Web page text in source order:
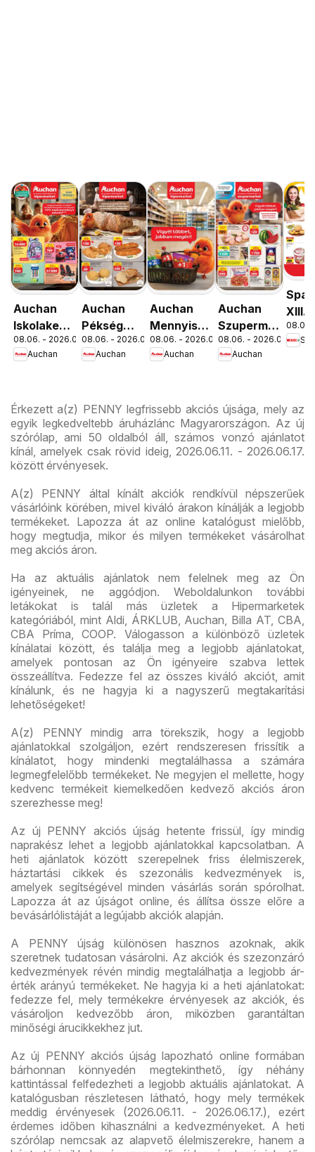
Auchan
Iskolakezdés
ajánlatok
08.06. - 2026.08.19.
Auchan
Auchan
Pékség
ajánlataink
08.06. - 2026.08.12.
Auchan
Auchan
Mennyiségi
kedvezmény
ajánlataink
08.06. - 2026.08.19.
Auchan
Auchan
Szupermarket
akciós
újság
08.06. - 2026.08.12.
Auchan
Spar
XIII.
út
08.06.
Érkezett a(z) PENNY legfrissebb akciós újsága, mely az
egyik legkedveltebb áruházlánc Magyarországon. Az új
szórólap, ami 50 oldalból áll, számos vonzó ajánlatot
kínál, amelyek csak rövid ideig, 2026.06.11. - 2026.06.17.
között érvényesek.
A(z) PENNY által kínált akciók rendkívül népszerűek
vásárlóink körében, mivel kiváló árakon kínálják a legjobb
termékeket. Lapozza át az online katalógust mielőbb,
hogy megtudja, mikor és milyen termékeket vásárolhat
meg akciós áron.
Ha az aktuális ajánlatok nem felelnek meg az Ön
igényeinek, ne aggódjon. Weboldalunkon további
letákokat is talál más üzletek a Hipermarketek
kategóriából, mint Aldi, ÁRKLUB, Auchan, Billa AT, CBA,
CBA Príma, COOP. Válogasson a különböző üzletek
kínálatai között, és találja meg a legjobb ajánlatokat,
amelyek pontosan az Ön igényeire szabva lettek
összeállítva. Fedezze fel az összes kiváló akciót, amit
kínálunk, és ne hagyja ki a nagyszerű megtakarítási
lehetőségeket!
A(z) PENNY mindig arra törekszik, hogy a legjobb
ajánlatokkal szolgáljon, ezért rendszeresen frissítik a
kínálatot, hogy mindenki megtalálhassa a számára
legmegfelelőbb termékeket. Ne megyjen el mellette, hogy
kedvenc termékeit kiemelkedően kedvező akciós áron
szerezhesse meg!
Az új PENNY akciós újság hetente frissül, így mindig
naprakész lehet a legjobb ajánlatokkal kapcsolatban. A
heti ajánlatok között szerepelnek friss élelmiszerek,
háztartási cikkek és szezonális kedvezmények is,
amelyek segítségével minden vásárlás során spórolhat.
Lapozza át az újságot online, és állítsa össze előre a
bevásárlólistáját a legújabb akciók alapján.
A PENNY újság különösen hasznos azoknak, akik
szeretnek tudatosan vásárolni. Az akciók és szezonzáró
kedvezmények révén mindig megtalálhatja a legjobb ár-
érték arányú termékeket. Ne hagyja ki a heti ajánlatokat:
fedezze fel, mely termékekre érvényesek az akciók, és
vásároljon kedvezőbb áron, miközben garantáltan
minőségi árucikkekhez jut.
Az új PENNY akciós újság lapozható online formában
bárhonnan könnyedén megtekinthető, így néhány
kattintással felfedezheti a legjobb aktuális ajánlatokat. A
katalógusban részletesen látható, hogy mely termékek
meddig érvényesek (2026.06.11. - 2026.06.17.), ezért
érdemes időben kihasználni a kedvezményeket. A heti
szórólap nemcsak az alapvető élelmiszerekre, hanem a